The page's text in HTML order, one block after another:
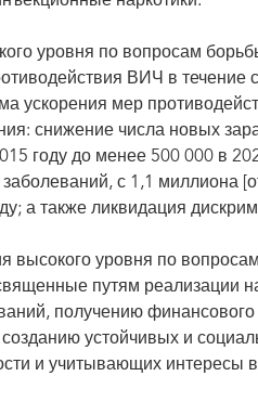
уровня по вопросам
ВИЧ в
ускорения мер
снижение числа новых
году до менее 500 000 в
с 1,1 миллиона
а также ликвидация
высокого уровня по
путям реализации
получению
устойчивых и
и учитывающих интересы